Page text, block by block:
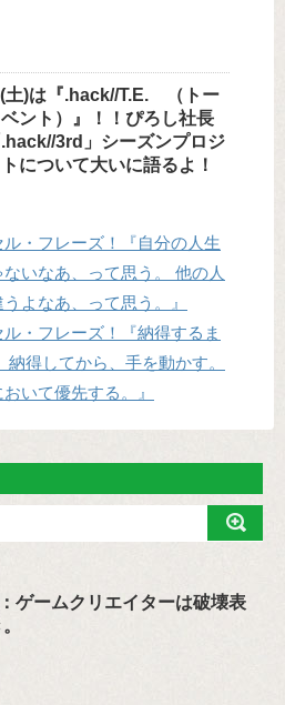
土)は『.hack//T.E. （トー
ント）』！！ぴろし社長
3rd」シーズンプロジ
について大いに語るよ！
・フレーズ！『自分の人生
いなあ、って思う。 他の人
よなあ、って思う。』
・フレーズ！『納得するま
納得してから、手を動かす。
いて優先する。』
ゲームクリエイターは破壊表